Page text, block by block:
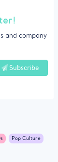
Pop Culture
and company
Subscribe